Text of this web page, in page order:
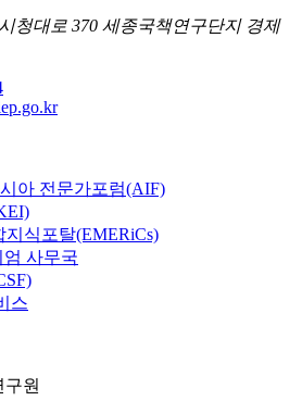
청대로 370 세종국책연구단지 경제
아 전문가포럼(AIF)
식포탈(EMERiCs)
엄 사무국
스